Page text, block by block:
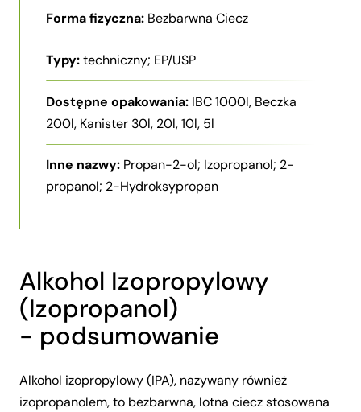
Forma fizyczna: Bezbarwna Ciecz
Typy:techniczny; EP/USP
Dostępne opakowania: IBC 1000l, Beczka
200l, Kanister 30l, 20l, 10l, 5l
Inne nazwy: Propan-2-ol; Izopropanol; 2-
propanol; 2-Hydroksypropan
Alkohol Izopropylowy
(Izopropanol)
- podsumowanie
Alkohol izopropylowy (IPA), nazywany również
izopropanolem, to bezbarwna, lotna ciecz stosowana